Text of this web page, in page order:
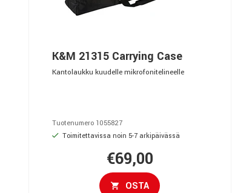
K&M 21315 Carrying Case
Kantolaukku kuudelle mikrofonitelineelle
Tuotenumero 1055827
Toimitettavissa noin 5-7 arkipäivässä
€69,00
OSTA